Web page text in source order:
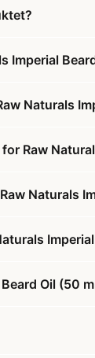
Imperial
Naturals
Raw
Naturals
Oil (50